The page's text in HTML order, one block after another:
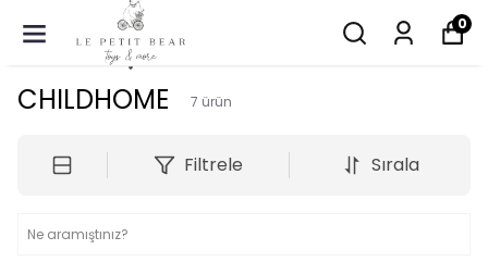
0
CHILDHOME 7 ürün
Filtrele Sırala